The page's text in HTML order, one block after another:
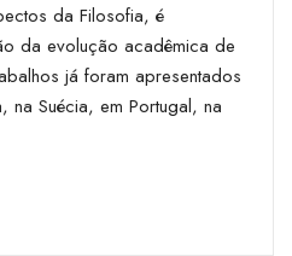
da Filosofia, é
da evolução acadêmica de
já foram apresentados
na Suécia, em Portugal, na